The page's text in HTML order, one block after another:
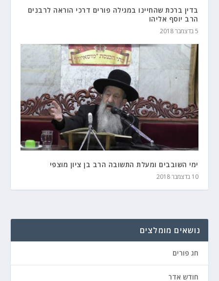
בדין ברכת שהחיינו במגילה פורים דרכי הוראה לרבנים
הרב יוסף אליהו
5 בדצמבר 2018
ימי השובבים ומעלת התשובה הרב בן ציון מוצפי
10 בדצמבר 2018
נושאים מומלצים
חג פורים
חודש אדר